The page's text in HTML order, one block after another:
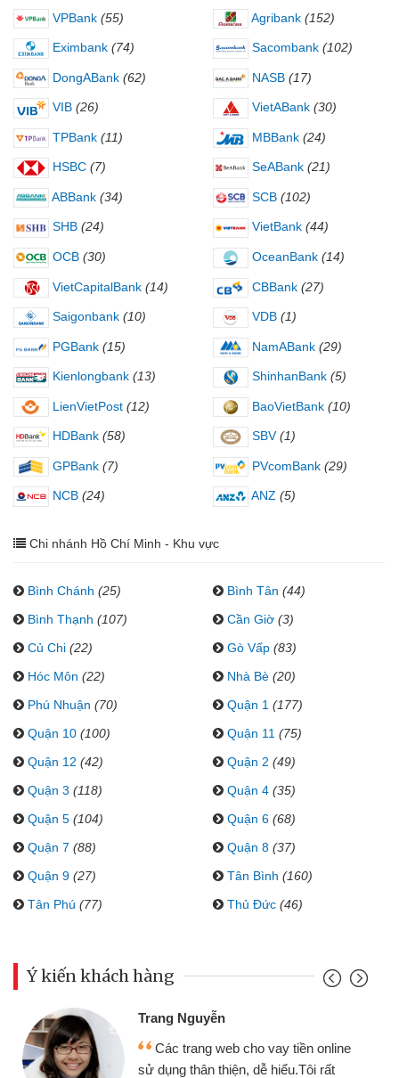
VPBank (55) Agribank (152)
Eximbank (74) Sacombank (102)
DongABank (62) NASB (17)
VIB (26) VietABank (30)
TPBank (11) MBBank (24)
HSBC (7) SeABank (21)
ABBank (34) SCB (102)
SHB (24) VietBank (44)
OCB (30) OceanBank (14)
VietCapitalBank (14) CBBank (27)
Saigonbank (10) VDB (1)
PGBank (15) NamABank (29)
Kienlongbank (13) ShinhanBank (5)
LienVietPost (12) BaoVietBank (10)
HDBank (58) SBV (1)
GPBank (7) PVcomBank (29)
NCB (24) ANZ (5)
Chi nhánh Hồ Chí Minh - Khu vực
Bình Chánh (25) Bình Tân (44)
Bình Thạnh (107) Cần Giờ (3)
Củ Chi (22) Gò Vấp (83)
Hóc Môn (22) Nhà Bè (20)
Phú Nhuận (70) Quận 1 (177)
Quận 10 (100) Quận 11 (75)
Quận 12 (42) Quận 2 (49)
Quận 3 (118) Quận 4 (35)
Quận 5 (104) Quận 6 (68)
Quận 7 (88) Quận 8 (37)
Quận 9 (27) Tân Bình (160)
Tân Phú (77) Thủ Đức (46)
Ý kiến khách hàng
Trang Nguyễn
Các trang web cho vay tiền online
sử dụng thân thiện, dễ hiểu.Tôi rất